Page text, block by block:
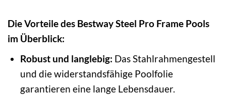
Die Vorteile des Bestway Steel Pro Frame Pools
im Überblick:
Robust und langlebig: Das Stahlrahmengestell
und die widerstandsfähige Poolfolie
garantieren eine lange Lebensdauer.